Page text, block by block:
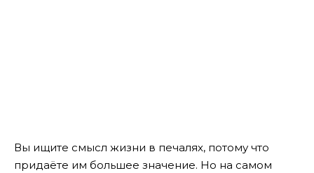
Вы ищите смысл жизни в печалях, потому что
придаёте им большее значение. Но на самом